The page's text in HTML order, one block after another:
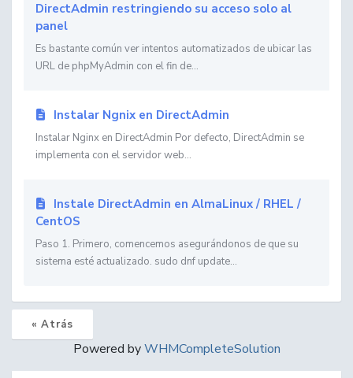
DirectAdmin restringiendo su acceso solo al
panel
Es bastante común ver intentos automatizados de ubicar las
URL de phpMyAdmin con el fin de...
Instalar Ngnix en DirectAdmin
Instalar Nginx en DirectAdmin Por defecto, DirectAdmin se
implementa con el servidor web...
Instale DirectAdmin en AlmaLinux / RHEL /
CentOS
Paso 1. Primero, comencemos asegurándonos de que su
sistema esté actualizado. sudo dnf update...
« Atrás
Powered byWHMCompleteSolution